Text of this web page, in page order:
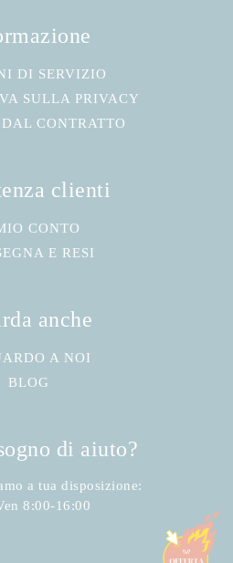
DI SERVIZIO
SULLA PRIVACY
DAL CONTRATTO
clienti
CONTO
E RESI
anche
A NOI
BLOG
di aiuto?
a tua disposizione:
8:00-16:00